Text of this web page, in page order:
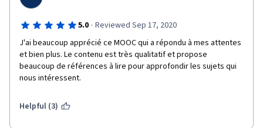
5.0 · Reviewed Sep 17, 2020
J'ai beaucoup apprécié ce MOOC qui a répondu à mes attentes
et bien plus. Le contenu est très qualitatif et propose
beaucoup de références à lire pour approfondir les sujets qui
nous intéressent.
Helpful (3)